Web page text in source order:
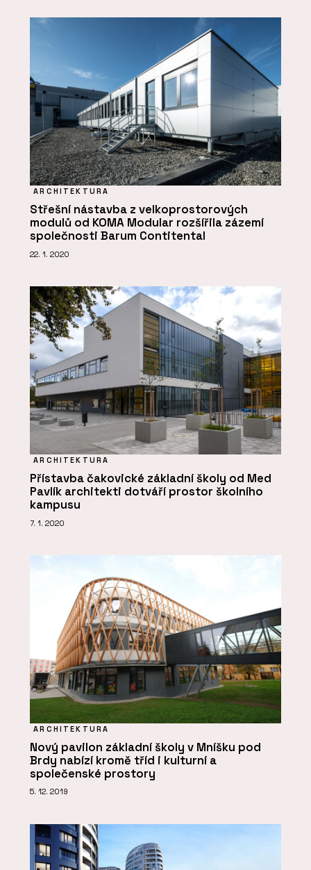
ARCHITEKTURA
Střešní nástavba z velkoprostorových
modulů od KOMA Modular rozšířila zázemí
společnosti Barum Contitental
22. 1. 2020
ARCHITEKTURA
Přístavba čakovické základní školy od Med
Pavlík architekti dotváří prostor školního
kampusu
7. 1. 2020
ARCHITEKTURA
Nový pavilon základní školy v Mníšku pod
Brdy nabízí kromě tříd i kulturní a
společenské prostory
5. 12. 2019